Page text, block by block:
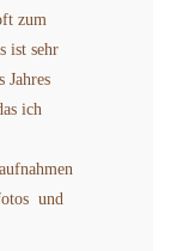
zum
ist sehr
Jahres
ich
und